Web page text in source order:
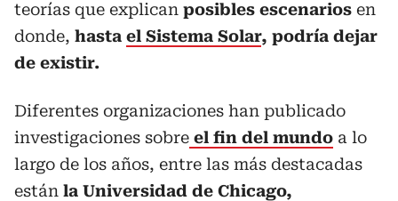
teorías que explican posibles escenarios en
donde, hasta el Sistema Solar, podría dejar
de existir.
Diferentes organizaciones han publicado
investigaciones sobre el fin del mundo a lo
largo de los años, entre las más destacadas
están la Universidad de Chicago,